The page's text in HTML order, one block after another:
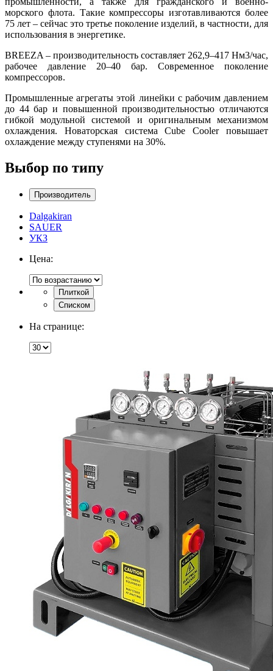
морского флота. Такие компрессоры изготавливаются более
75 лет – сейчас это третье поколение изделий, в частности, для
использования в энергетике.
BREEZA – производительность составляет 262,9–417 Нм3/час,
рабочее давление 20–40 бар. Современное поколение
компрессоров.
Промышленные агрегаты этой линейки с рабочим давлением
до 44 бар и повышенной производительностью отличаются
гибкой модульной системой и оригинальным механизмом
охлаждения. Новаторская система Cube Cooler повышает
охлаждение между ступенями на 30%.
Выбор по типу
Производитель
Dalgakiran
SAUER
УКЗ
Цена:
Плиткой
Списком
На странице: